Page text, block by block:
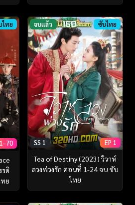
ไทย
70
รดิ
ย
จบแล้ว ซับไทย
SS 1 EP 1
Tea of Destiny (2023) วิวาห์
ลวงพ่วงรัก ตอนที่ 1-24 จบ ซับ
ไทย